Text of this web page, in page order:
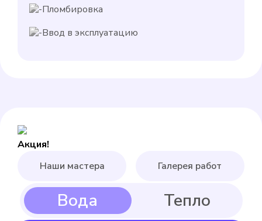
Пломбировка
Ввод в эксплуатацию
Акция!
Наши мастера Галерея работ